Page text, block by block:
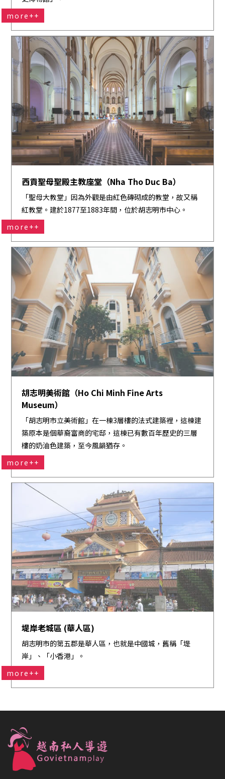
more++
西貢聖母聖殿主教座堂（Nha Tho Duc Ba）
「聖母大教堂」因為外觀是由紅色磚砌成的教堂，故又稱
紅教堂。建於1877至1883年間，位於胡志明市中心。
more++
胡志明美術館（Ho Chi Minh Fine Arts
Museum）
「胡志明市立美術館」在一棟3層樓的法式建築裡，這棟建
築原本是個華裔富商的宅邸，這棟已有數百年歷史的三層
樓的奶油色建築，至今風韻猶存。
more++
堤岸老城區 (華人區)
胡志明市的第五郡是華人區，也就是中國城，舊稱「堤
岸」、「小香港」。
more++